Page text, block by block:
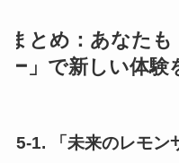
まとめ：あなた
ー」で新しい体験
5-1. 「未来のレモン